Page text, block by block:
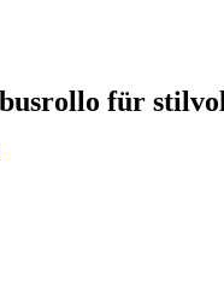
für